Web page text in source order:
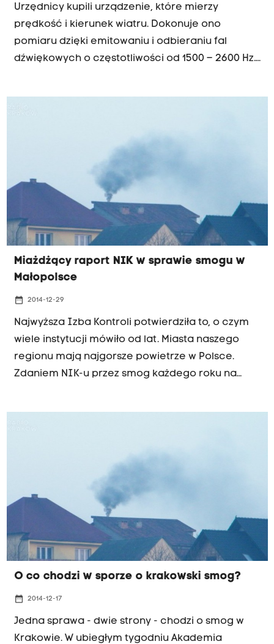
Urzędnicy kupili urządzenie, które mierzy
prędkość i kierunek wiatru. Dokonuje ono
pomiaru dzięki emitowaniu i odbieraniu fal
dźwiękowych o częstotliwości od 1500 – 2600 Hz.
Uniwersytetu Jagiellońskiego. Potem pomiary
będą realizowane w różnych punktach na
terenie Krakowa. Całość pomiarów ma
doprowadzić do zmniejszenia problemu smogu
Miażdżący raport NIK w sprawie smogu w
Małopolsce
date_range 2014-12-29
Najwyższa Izba Kontroli potwierdziła to, o czym
wiele instytucji mówiło od lat. Miasta naszego
regionu mają najgorsze powietrze w Polsce.
Zdaniem NIK-u przez smog każdego roku na
niechlubnym liderem krajowym jeśli chodzi o
zawartość benzo(alfa)pirenu w powietrzu. Normy
tej rakotwórczej substancji przekroczone są tam
średnio jedenastokrotnie.
O co chodzi w sporze o krakowski smog?
date_range 2014-12-17
Jedna sprawa - dwie strony - chodzi o smog w
Krakowie. W ubiegłym tygodniu Akademia